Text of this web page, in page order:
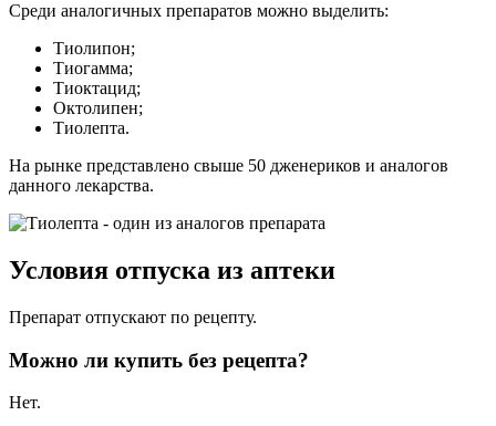
Среди аналогичных препаратов можно выделить:
Тиолипон;
Тиогамма;
Тиоктацид;
Октолипен;
Тиолепта.
На рынке представлено свыше 50 дженериков и аналогов
данного лекарства.
Условия отпуска из аптеки
Препарат отпускают по рецепту.
Можно ли купить без рецепта?
Нет.